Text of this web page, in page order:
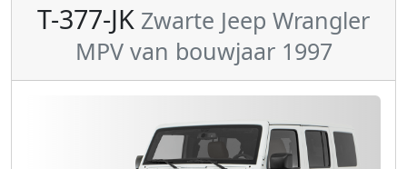
T-377-JK Zwarte Jeep Wrangler
MPV van bouwjaar 1997